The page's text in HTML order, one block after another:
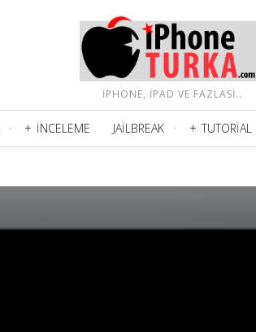
IPHONE, IPAD VE FAZLASI..
İNCELEME JAILBREAK TUTORIAL